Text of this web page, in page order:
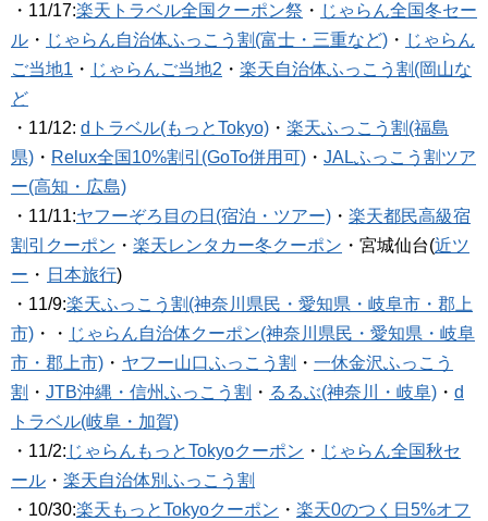
・11/17:楽天トラベル全国クーポン祭 ・ じゃらん全国冬セー
ル ・ じゃらん自治体ふっこう割(富士・三重など) ・ じゃらん
ご当地1 ・ じゃらんご当地2 ・ 楽天自治体ふっこう割(岡山な
ど
・11/12: dトラベル(もっとTokyo) ・ 楽天ふっこう割(福島
県) ・ Relux全国10%割引(GoTo併用可) ・ JALふっこう割ツア
ー(高知・広島)
・11/11:ヤフーぞろ目の日(宿泊・ツアー) ・ 楽天都民高級宿
割引クーポン ・ 楽天レンタカー冬クーポン ・宮城仙台(近ツ
ー ・ 日本旅行)
・11/9:楽天ふっこう割(神奈川県民・愛知県・岐阜市・郡上
市) ・・ じゃらん自治体クーポン(神奈川県民・愛知県・岐阜
市・郡上市) ・ ヤフー山口ふっこう割 ・ 一休金沢ふっこう
割 ・ JTB沖縄・信州ふっこう割 ・ るるぶ(神奈川・岐阜) ・ d
トラベル(岐阜・加賀)
・11/2: じゃらんもっとTokyoクーポン ・ じゃらん全国秋セ
ール ・ 楽天自治体別ふっこう割
・10/30:楽天もっとTokyoクーポン ・ 楽天0のつく日5%オフ